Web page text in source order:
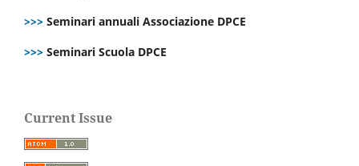
>>> Seminari annuali Associazione DPCE
>>> Seminari Scuola DPCE
Current Issue